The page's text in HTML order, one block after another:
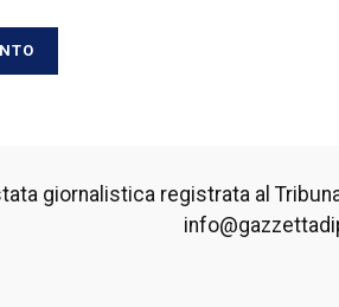
giornalistica registrata al